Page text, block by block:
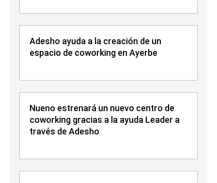
Adesho ayuda a la creación de un
espacio de coworking en Ayerbe
Nueno estrenará un nuevo centro de
coworking gracias a la ayuda Leader a
través de Adesho